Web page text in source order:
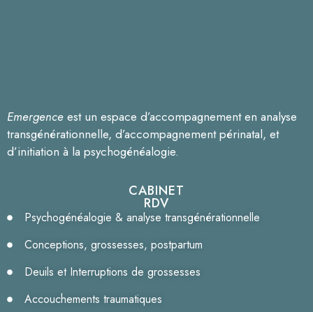
Emergence est un espace d’accompagnement en analyse
transgénérationnelle, d’accompagnement périnatal, et
d’initiation à la psychogénéalogie.
CABINET
RDV
Psychogénéalogie & analyse transgénérationnelle
Conceptions, grossesses, postpartum
Deuils et Interruptions de grossesses
Accouchements traumatiques